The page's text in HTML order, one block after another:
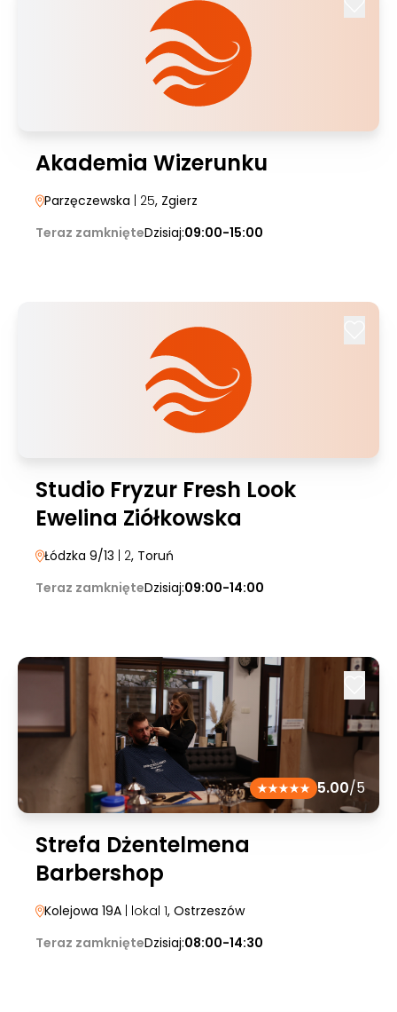
Akademia Wizerunku
Parzęczewska | 25, Zgierz
Teraz zamknięteDzisiaj:09:00-15:00
Studio Fryzur Fresh Look
Ewelina Ziółkowska
Łódzka 9/13 | 2, Toruń
Teraz zamknięteDzisiaj:09:00-14:00
5.00/5
Strefa Dżentelmena
Barbershop
Kolejowa 19A | lokal 1, Ostrzeszów
Teraz zamknięteDzisiaj:08:00-14:30